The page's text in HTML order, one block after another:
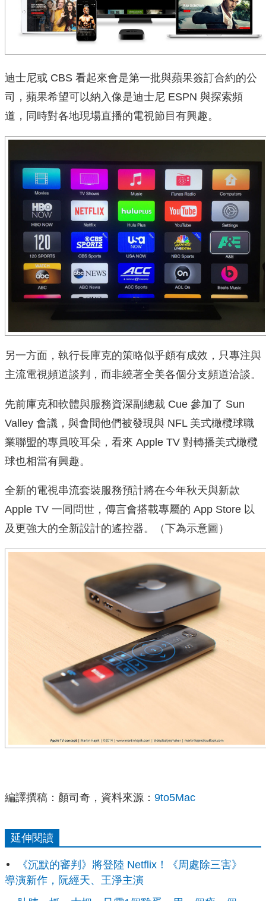
迪士尼或 CBS 看起來會是第一批與蘋果簽訂合約的公
司，蘋果希望可以納入像是迪士尼 ESPN 與探索頻
道，同時對各地現場直播的電視節目有興趣。
另一方面，執行長庫克的策略似乎頗有成效，只專注與
主流電視頻道談判，而非繞著全美各個分支頻道洽談。
先前庫克和軟體與服務資深副總裁 Cue 參加了 Sun
Valley 會議，與會間他們被發現與 NFL 美式橄欖球職
業聯盟的專員咬耳朵，看來 Apple TV 對轉播美式橄欖
球也相當有興趣。
全新的電視串流套裝服務預計將在今年秋天與新款
Apple TV 一同問世，傳言會搭載專屬的 App Store 以
及更強大的全新設計的遙控器。（下為示意圖）
編譯撰稿：顏司奇，資料來源： 9to5Mac
延伸閱讀
《沉默的審判》將登陸 Netflix！《周處除三害》
導演新作，阮經天、王淨主演